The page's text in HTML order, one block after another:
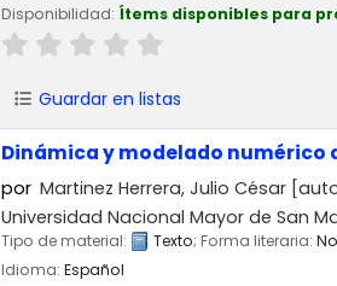
Disponibilidad: Ítems disponibles para
Guardar en listas
Dinámica y modelado numérico
por Martinez Herrera, Julio César
Universidad Nacional Mayor de San
Tipo de material: Texto; Forma literaria:
Idioma: Español